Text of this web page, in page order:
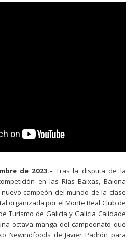
de 2023.- Tras la disputa de la
en las Rías Baixas, Baiona
campeón del mundo de la clase
organizada por el Monte Real Club de
Turismo de Galicia y Galicia Calidade
octava manga del campeonato que
Newindfoods de Javier Padrón para